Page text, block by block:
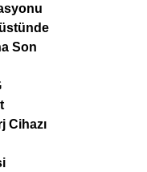
Son
Cihazı